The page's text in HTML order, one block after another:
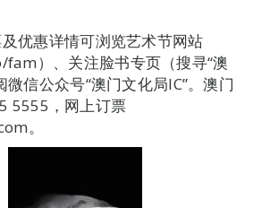
优惠详情可浏览艺术节网站
fam）、关注脸书专页（搜寻“澳
微信公众号“澳门文化局IC”。澳门
5555，网上订票
。